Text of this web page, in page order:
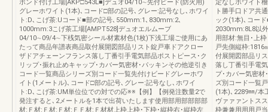
ボンド付け工場[AKP□543L■]デュオ04/10∼先付ビード(防火用)
グレーホワイト(1本)､コード□部の記号､グレー:記号なし､ホワイ
ト:D､こげ茶:Uコード■部の記号､550mm:1､830mm:2､
1000mm:3こげ茶工場[AMPT528]デュオエルムーブ
04/10∼09/4∼下桟気密シール材素材色(1枚)下浅工場ご使用にあ
たって商品年譜表商品取付展開図部品リスト錠戸車ドアクロー
ザドアチェーンフランス落し丁番引手電気部品ポストピース･ク
リップ･振れ止めキャップ･カバー気密材･パッキンその他逆引き
コード一覧商品シリーズ別コード一覧先付けビードグレーホワ
イト(1メートル)､コード□部の記号､グレー:記号なし､ホワイ
ト:D､こげ茶:UM単位位での対での応※※【例】【例発注数量2で
発注すると､2メートルを1本で出荷いたします使用部用部部部部
材:Ｆ材:Ｆ材:Ｆ材:ＦＦ材:Ｆ材材上枠上枠･下枠･縦枠右･縦枠左
定なしホワイト
ト勝手口ドア共
ック(1本)､コー
2030mm:8L8以
用部材:無目･上
戸先側縦枠
付展開図部品リ
落し丁番引手電
プ･カバー気密材
ズ別コード一覧
(1本)､2289㎜/本
ヴァァァント
枠兼兼用用用戸